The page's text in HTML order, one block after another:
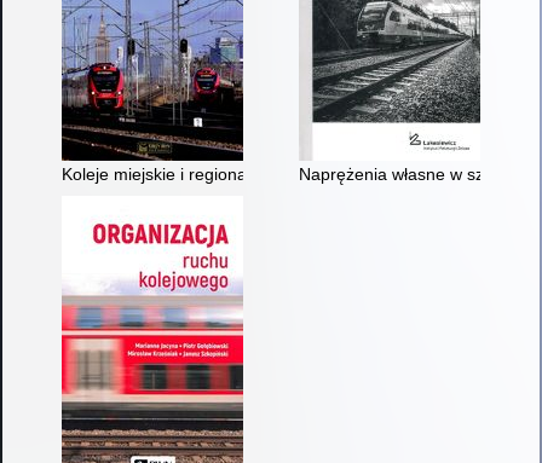
Koleje miejskie i regionalne w PolsceNaprężenia własne w szynach